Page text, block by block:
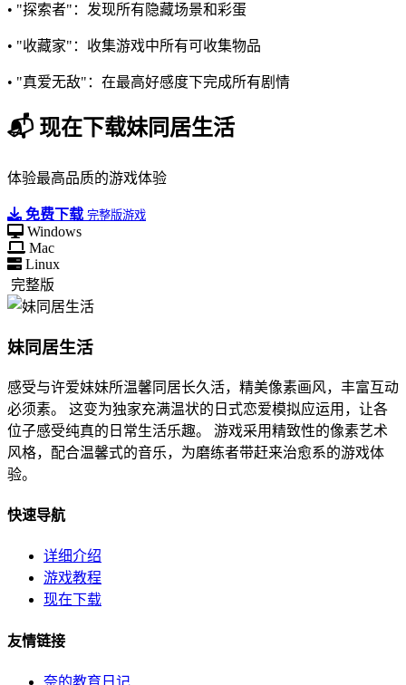
• "探索者"：发现所有隐藏场景和彩蛋
• "收藏家"：收集游戏中所有可收集物品
• "真爱无敌"：在最高好感度下完成所有剧情
📬 现在下载妹同居生活
体验最高品质的游戏体验
免费下载 完整版游戏
Windows
Mac
Linux
完整版
妹同居生活
感受与许爱妹妹所温馨同居长久活，精美像素画风，丰富互动
必须素。 这变为独家充满温状的日式恋爱模拟应运用，让各
位子感受纯真的日常生活乐趣。 游戏采用精致性的像素艺术
风格，配合温馨式的音乐，为磨练者带赶来治愈系的游戏体
验。
快速导航
详细介绍
游戏教程
现在下载
友情链接
奈的教育日记